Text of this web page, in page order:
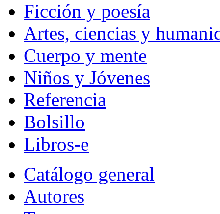
Ficción y poesía
Artes, ciencias y
Cuerpo y mente
Niños y Jóvenes
Referencia
Bolsillo
Libros-e
Catálogo general
Autores